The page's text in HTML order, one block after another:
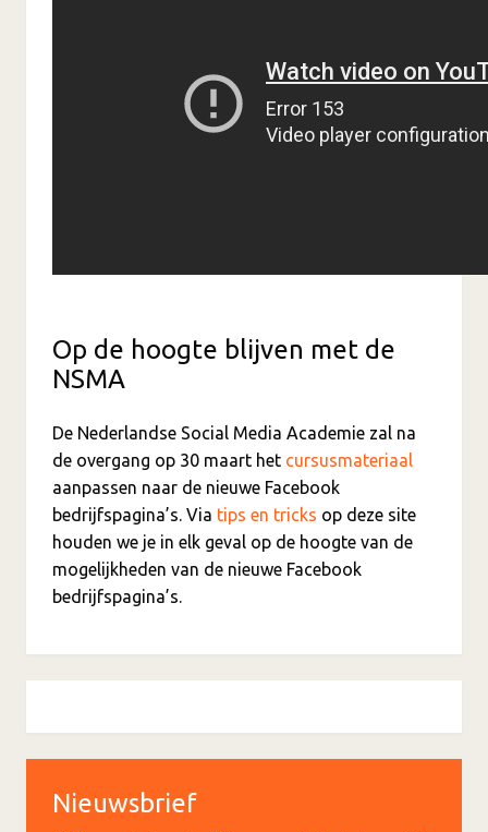
Op de hoogte blijven met de
NSMA
De Nederlandse Social Media Academie zal na
de overgang op 30 maart het cursusmateriaal
aanpassen naar de nieuwe Facebook
bedrijfspagina’s. Via tips en tricks op deze site
houden we je in elk geval op de hoogte van de
mogelijkheden van de nieuwe Facebook
bedrijfspagina’s.
Nieuwsbrief